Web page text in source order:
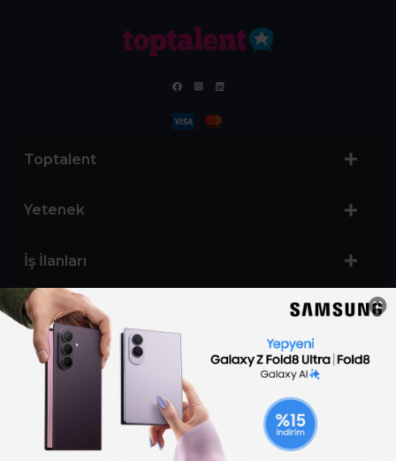
Toptalent
Yetenek
İş İlanları
Sertifika Programları
Yetenek Testleri